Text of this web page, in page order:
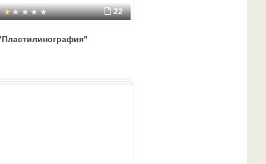
22